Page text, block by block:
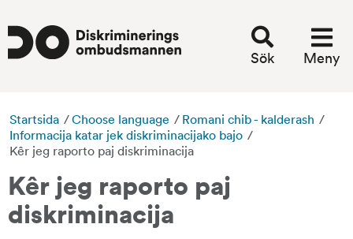
Sök Meny
Startsida /Choose language / Romani chib - kalderash /
Informacija katar jek diskriminacijako bajo /
Kêr jeg raporto paj diskriminacija
Kêr jeg raporto paj
diskriminacija